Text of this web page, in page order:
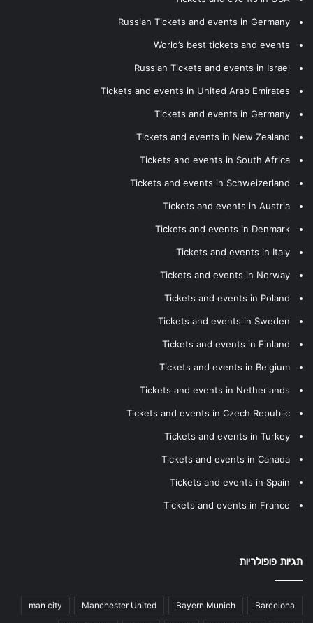
Russian Tickets and events in Germany
World’s best tickets and events
Russian Tickets and events in Israel
Tickets and events in United Arab Emirates
Tickets and events in Germany
Tickets and events in New Zealand
Tickets and events in South Africa
Tickets and events in Schweizerland
Tickets and events in Austria
Tickets and events in Denmark
Tickets and events in Italy
Tickets and events in Norway
Tickets and events in Poland
Tickets and events in Sweden
Tickets and events in Finland
Tickets and events in Belgium
Tickets and events in Netherlands
Tickets and events in Czech Republic
Tickets and events in Turkey
Tickets and events in Canada
Tickets and events in Spain
Tickets and events in France
תגיות פופולריות
Barcelona
Bayern Munich
Manchester United
man city